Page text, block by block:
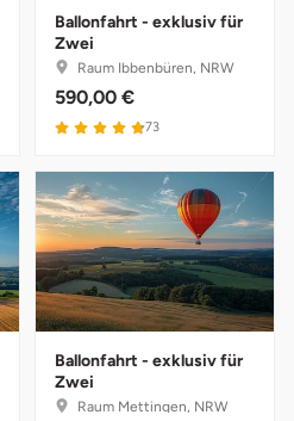
Ballonfahrt - exklusiv für
Zwei
Raum Ibbenbüren, NRW
590,00 €
73
Ballonfahrt - exklusiv für
Zwei
Raum Mettingen, NRW